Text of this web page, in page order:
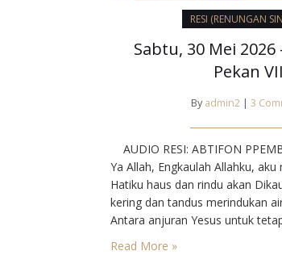
RESI (RENUNGAN
Sabtu, 30 Mei 2026
Pekan
By admin2 | 3
AUDIO RESI: ABTIFON
Ya Allah, Engkaulah Allahku, aku
Hatiku haus dan rindu akan
kering dan tandus merindukan
Antara anjuran Yesus untuk
dan sikap kaum Farisi terhadap
jalan pertobatan. Apakah orang
Read More »